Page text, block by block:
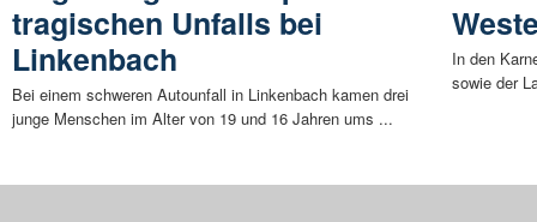
tragischen Unfalls bei
Linkenbach
Bei einem schweren Autounfall in Linkenbach kamen drei
junge Menschen im Alter von 19 und 16 Jahren ums ...
In den
sowie der